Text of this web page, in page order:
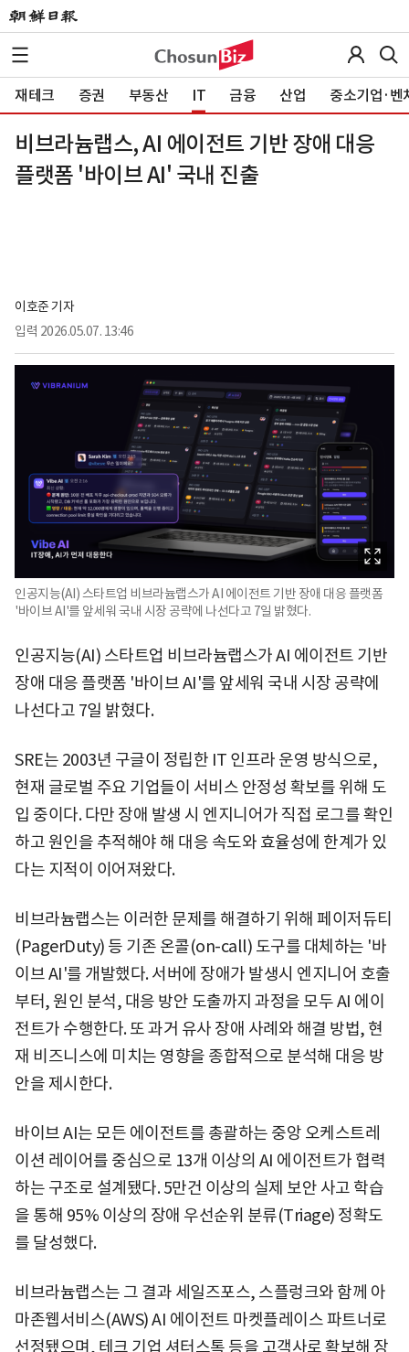
재테크 증권 부동산 IT 금융 산업 중소기업·벤
비브라늄랩스, AI 에이전트 기반 장애 대응
플랫폼 '바이브 AI' 국내 진출
이호준 기자
입력 2026.05.07. 13:46
인공지능(AI) 스타트업 비브라늄랩스가 AI 에이전트 기반 장애 대응 플랫폼
'바이브 AI'를 앞세워 국내 시장 공략에 나선다고 7일 밝혔다.
인공지능(AI) 스타트업 비브라늄랩스가 AI 에이전트 기반
장애 대응 플랫폼 '바이브 AI'를 앞세워 국내 시장 공략에
나선다고 7일 밝혔다.
SRE는 2003년 구글이 정립한 IT 인프라 운영 방식으로,
현재 글로벌 주요 기업들이 서비스 안정성 확보를 위해 도
입 중이다. 다만 장애 발생 시 엔지니어가 직접 로그를 확인
하고 원인을 추적해야 해 대응 속도와 효율성에 한계가 있
다는 지적이 이어져왔다.
비브라늄랩스는 이러한 문제를 해결하기 위해 페이저듀티
(PagerDuty) 등 기존 온콜(on-call) 도구를 대체하는 '바
이브 AI'를 개발했다. 서버에 장애가 발생시 엔지니어 호출
부터, 원인 분석, 대응 방안 도출까지 과정을 모두 AI 에이
전트가 수행한다. 또 과거 유사 장애 사례와 해결 방법, 현
재 비즈니스에 미치는 영향을 종합적으로 분석해 대응 방
안을 제시한다.
바이브 AI는 모든 에이전트를 총괄하는 중앙 오케스트레
이션 레이어를 중심으로 13개 이상의 AI 에이전트가 협력
하는 구조로 설계됐다. 5만건 이상의 실제 보안 사고 학습
을 통해 95% 이상의 장애 우선순위 분류(Triage) 정확도
를 달성했다.
비브라늄랩스는 그 결과 세일즈포스, 스플렁크와 함께 아
마존웹서비스(AWS) AI 에이전트 마켓플레이스 파트너로
선정됐으며, 테크 기업 셔터스톡 등을 고객사로 확보해 장